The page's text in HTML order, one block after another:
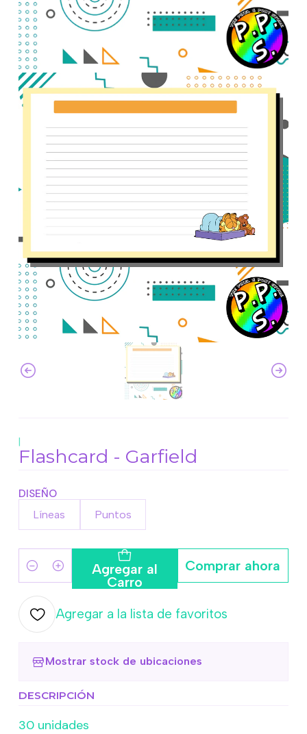
|
Flashcard - Garfield
DISEÑO
Líneas Puntos
Cantidad Agregar al
Carro
Comprar ahora
Agregar a la lista de favoritos
Mostrar stock de ubicaciones
DESCRIPCIÓN
30 unidades